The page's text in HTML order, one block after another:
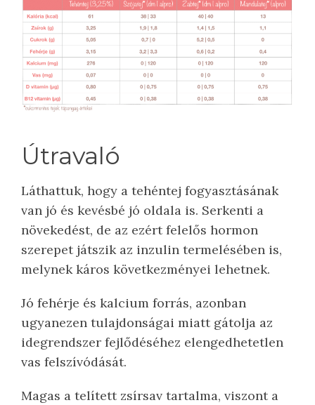
Útravaló
Láthattuk, hogy a tehéntej fogyasztásának
van jó és kevésbé jó oldala is. Serkenti a
növekedést, de az ezért felelős hormon
szerepet játszik az inzulin termelésében is,
melynek káros következményei lehetnek.
Jó fehérje és kalcium forrás, azonban
ugyanezen tulajdonságai miatt gátolja az
idegrendszer fejlődéséhez elengedhetetlen
vas felszívódását.
Magas a telített zsírsav tartalma, viszont a